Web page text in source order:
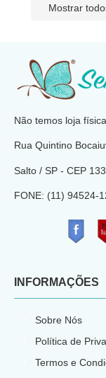
Mostrar
Não temos loja física.
Rua Quintino
Salto / SP - CEP
FONE: (11) 94524-
INFORMAÇÕES
Sobre Nós
Política de
Termos e